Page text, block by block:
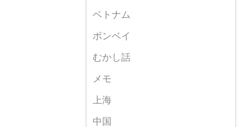
ベトナム
ボンベイ
むかし話
メモ
上海
中国